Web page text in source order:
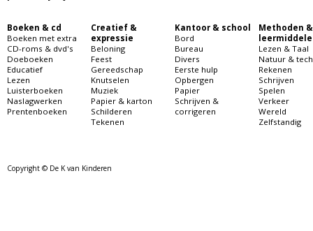
Boeken & cd
Boeken met extra
CD-roms & dvd's
Doeboeken
Educatief
Lezen
Luisterboeken
Naslagwerken
Prentenboeken
Creatief &
expressie
Beloning
Feest
Gereedschap
Knutselen
Muziek
Papier & karton
Schilderen
Tekenen
Kantoor & school
Bord
Bureau
Divers
Eerste hulp
Opbergen
Papier
Schrijven &
corrigeren
Methoden &
Lezen & Taal
Natuur &
Rekenen
Schrijven
Spelen
Verkeer
Wereld
Zelfstandig
Copyright © De K van Kinderen